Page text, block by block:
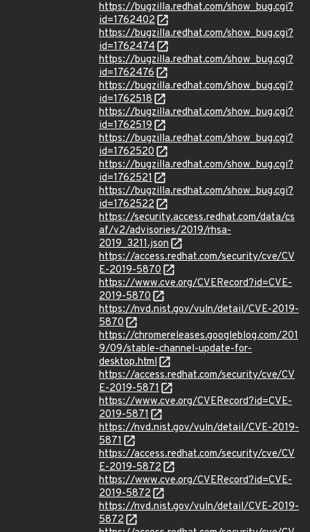
https://bugzilla.redhat.com/show_bug.cgi?
id=1762402
https://bugzilla.redhat.com/show_bug.cgi?
id=1762474
https://bugzilla.redhat.com/show_bug.cgi?
id=1762476
https://bugzilla.redhat.com/show_bug.cgi?
id=1762518
https://bugzilla.redhat.com/show_bug.cgi?
id=1762519
https://bugzilla.redhat.com/show_bug.cgi?
id=1762520
https://bugzilla.redhat.com/show_bug.cgi?
id=1762521
https://bugzilla.redhat.com/show_bug.cgi?
id=1762522
https://security.access.redhat.com/data/cs
af/v2/advisories/2019/rhsa-
2019_3211.json
https://access.redhat.com/security/cve/CV
E-2019-5870
https://www.cve.org/CVERecord?id=CVE-
2019-5870
https://nvd.nist.gov/vuln/detail/CVE-2019-
5870
https://chromereleases.googleblog.com/201
9/09/stable-channel-update-for-
desktop.html
https://access.redhat.com/security/cve/CV
E-2019-5871
https://www.cve.org/CVERecord?id=CVE-
2019-5871
https://nvd.nist.gov/vuln/detail/CVE-2019-
5871
https://access.redhat.com/security/cve/CV
E-2019-5872
https://www.cve.org/CVERecord?id=CVE-
2019-5872
https://nvd.nist.gov/vuln/detail/CVE-2019-
5872